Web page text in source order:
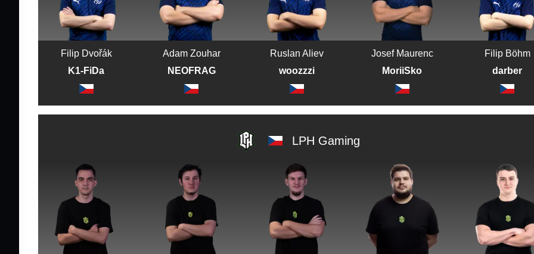
Filip Dvořák
K1-FiDa
Adam Zouhar
NEOFRAG
Ruslan Aliev
woozzzi
Josef Maurenc
MoriiSko
Filip Böhm
darber
LPH Gaming